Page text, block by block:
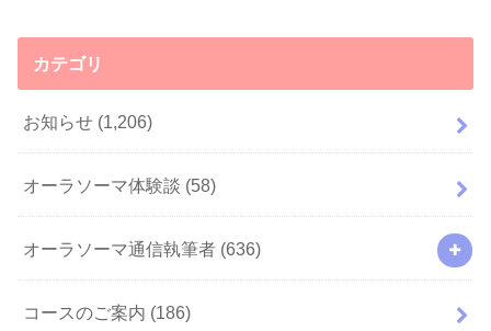
カテゴリ
お知らせ (1,206)
オーラソーマ体験談 (58)
オーラソーマ通信執筆者 (636)
コースのご案内 (186)